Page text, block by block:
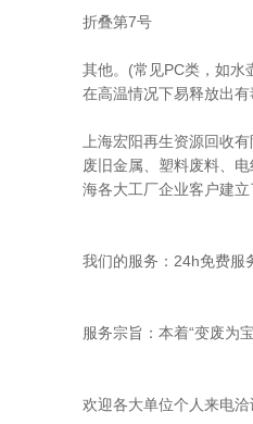
折叠第7号
其他。(常见PC类，如水
在高温情况下易释放出
上海宏阳再生资源回收
废旧金属、塑料废料、
海各大工厂企业客户建
我们的服务：24h免费服
服务宗旨：本着“变废为
欢迎各大单位个人来电